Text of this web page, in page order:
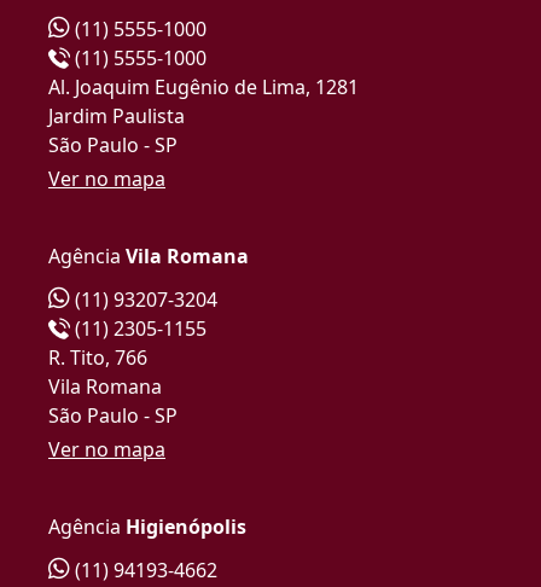
(11) 5555-1000
(11) 5555-1000
Al. Joaquim Eugênio de Lima, 1281
Jardim Paulista
São Paulo - SP
Ver no mapa
Agência Vila Romana
(11) 93207-3204
(11) 2305-1155
R. Tito, 766
Vila Romana
São Paulo - SP
Ver no mapa
Agência Higienópolis
(11) 94193-4662